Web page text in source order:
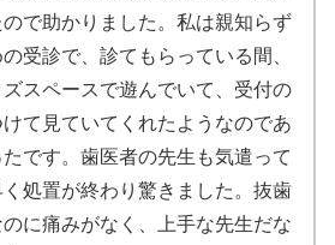
ので助かりました。私は親知らず
受診で、診てもらっている間、
スペースで遊んでいて、受付の
て見ていてくれたようなのであ
たです。歯医者の先生も気遣って
く処置が終わり驚きました。抜歯
のに痛みがなく、上手な先生だな